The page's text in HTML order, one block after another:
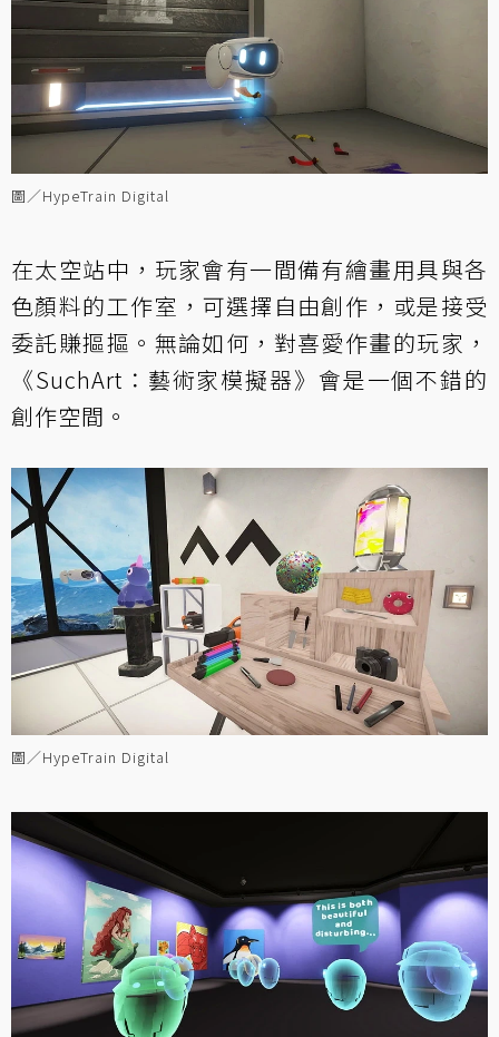
圖／HypeTrain Digital
在太空站中，玩家會有一間備有繪畫用具與各
色顏料的工作室，可選擇自由創作，或是接受
委託賺摳摳。無論如何，對喜愛作畫的玩家，
《SuchArt：藝術家模擬器》會是一個不錯的
創作空間。
圖／HypeTrain Digital